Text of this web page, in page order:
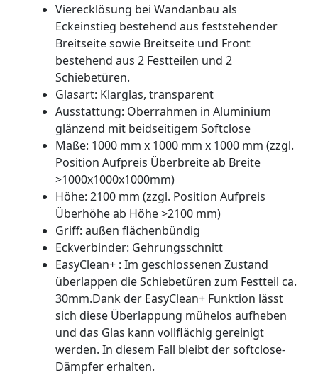
Vierecklösung bei Wandanbau als
Eckeinstieg bestehend aus feststehender
Breitseite sowie Breitseite und Front
bestehend aus 2 Festteilen und 2
Schiebetüren.
Glasart: Klarglas, transparent
Ausstattung: Oberrahmen in Aluminium
glänzend mit beidseitigem Softclose
Maße: 1000 mm x 1000 mm x 1000 mm (zzgl.
Position Aufpreis Überbreite ab Breite
>1000x1000x1000mm)
Höhe: 2100 mm (zzgl. Position Aufpreis
Überhöhe ab Höhe >2100 mm)
Griff: außen flächenbündig
Eckverbinder: Gehrungsschnitt
EasyClean+ : Im geschlossenen Zustand
überlappen die Schiebetüren zum Festteil ca.
30mm.Dank der EasyClean+ Funktion lässt
sich diese Überlappung mühelos aufheben
und das Glas kann vollflächig gereinigt
werden. In diesem Fall bleibt der softclose-
Dämpfer erhalten.